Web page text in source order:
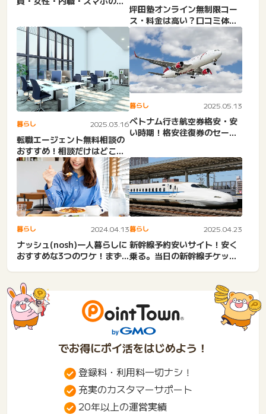
坪田塾オンライン無制限コー
ス・料金は高い？口コミ体験
談を紹介！中学生・浪人・
通...
暮らし 2025.03.16
転職エージェント無料相談の
おすすめ！相談だけはどこま
で話す？知恵袋、電話・エ
暮らし 2025.05.13
ベトナム行き航空券格安・安
い時期！格安往復券のセー
ナ...
暮らし 2024.04.13
ナッシュ(nosh)一人暮らしに
おすすめな3つのワケ！まず
暮らし 2025.04.23
新幹線予約安いサイト！安く
乗る。当日の新幹線チケット
でお得にポイ活をはじめよう！
登録料・利用料一切ナシ！
充実のカスタマーサポート
20年以上の運営実績